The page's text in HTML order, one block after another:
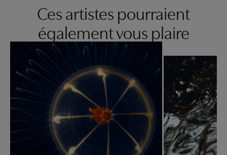
Ces artistes pourraient
également vous plaire